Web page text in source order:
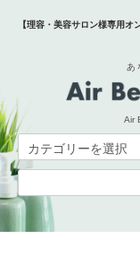
【理容・美容サロン様専用
あ
Air